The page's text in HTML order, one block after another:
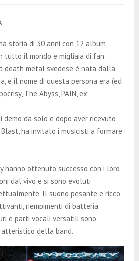
storia di 30 anni con 12 album,
tutto il mondo e migliaia di fan.
death metal svedese è nata dalla
e il nome di questa persona era (ed
The Abyss, PAIN, ex
demo da solo e dopo aver ricevuto
ha invitato i musicisti a formare
hanno ottenuto successo con i loro
dal vivo e si sono evoluti
Il suono pesante e ricco
riempimenti di batteria
e parti vocali versatili sono
della band.